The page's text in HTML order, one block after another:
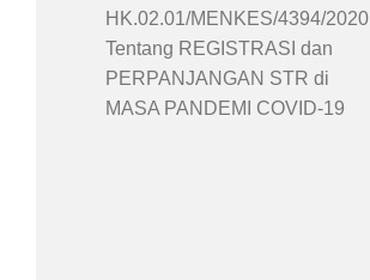
HK.02.01/MENKES/4394/2020
Tentang REGISTRASI dan
PERPANJANGAN STR di
MASA PANDEMI COVID-19